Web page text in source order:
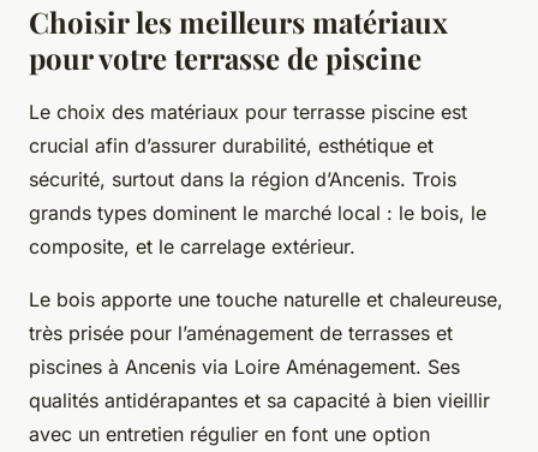
Choisir les meilleurs matériaux
pour votre terrasse de piscine
Le choix des matériaux pour terrasse piscine est
crucial afin d’assurer durabilité, esthétique et
sécurité, surtout dans la région d’Ancenis. Trois
grands types dominent le marché local : le bois, le
composite, et le carrelage extérieur.
Le bois apporte une touche naturelle et chaleureuse,
très prisée pour l’aménagement de terrasses et
piscines à Ancenis via Loire Aménagement. Ses
qualités antidérapantes et sa capacité à bien vieillir
avec un entretien régulier en font une option